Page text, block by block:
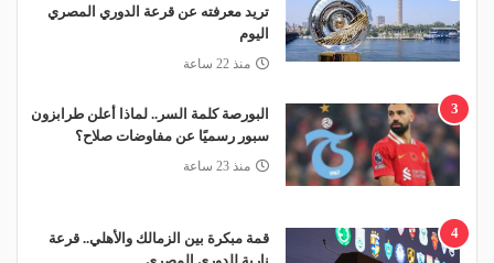
تريد معرفته عن قرعة الدوري المصري
اليوم
منذ 22 ساعة
3
البورصة كلمة السر.. لماذا أعلن طرابزون
سبور رسميًا عن مفاوضات صلاح؟
منذ 23 ساعة
4
قمة مبكرة بين الزمالك والأهلي.. قرعة